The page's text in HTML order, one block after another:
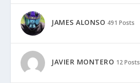
JAMES ALONSO 491 Posts
JAVIER MONTERO 12 Posts